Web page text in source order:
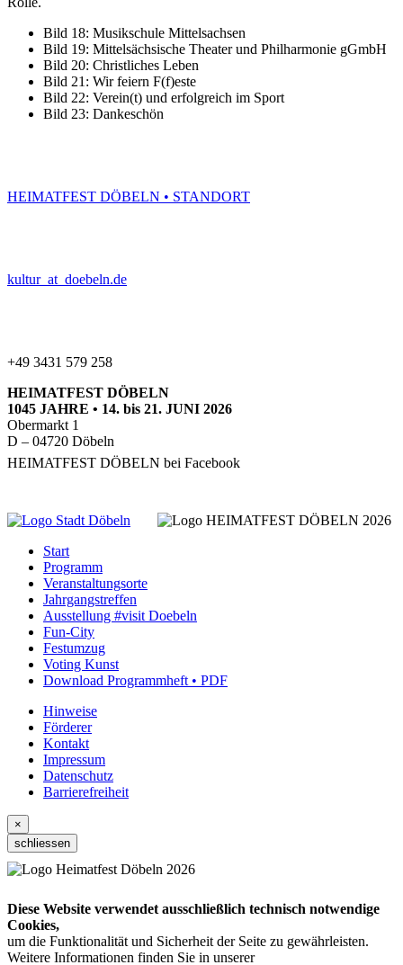
Bild 18: Musikschule Mittelsachsen
Bild 19: Mittelsächsische Theater und Philharmonie gGmbH
Bild 20: Christliches Leben
Bild 21: Wir feiern F(f)este
Bild 22: Verein(t) und erfolgreich im Sport
Bild 23: Dankeschön
HEIMATFEST DÖBELN • STANDORT
kultur_at_ doebeln.de
+49 3431 579 258
HEIMATFEST DÖBELN
1045 JAHRE • 14. bis 21. JUNI 2026
Obermarkt 1
D – 04720 Döbeln
HEIMATFEST DÖBELN bei Facebook
Start
Programm
Veranstaltungsorte
Jahrgangstreffen
Ausstellung #visit Doebeln
Fun-City
Festumzug
Voting Kunst
Download Programmheft • PDF
Hinweise
Förderer
Kontakt
Impressum
Datenschutz
Barrierefreiheit
×
schliessen
Diese Website verwendet ausschließlich technisch notwendige
Cookies,
um die Funktionalität und Sicherheit der Seite zu gewährleisten.
Weitere Informationen finden Sie in unserer